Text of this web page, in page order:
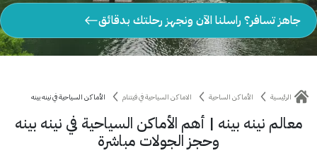
جاهز تسافر؟ راسلنا الآن ونجهز رحلتك بدقائق
الرئيسية الأماكن الساحية الاماكن السياحية في فيتنام الأماكن السياحية في نينه بينه
معالم نينه بينه | أهم الأماكن السياحية في نينه بينه
وحجز الجولات مباشرة